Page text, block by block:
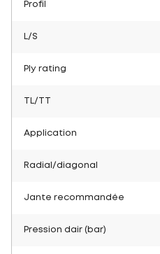
Profil
L/S
Ply rating
TL/TT
Application
Radial/diagonal
Jante recommandée
Pression dair (bar)